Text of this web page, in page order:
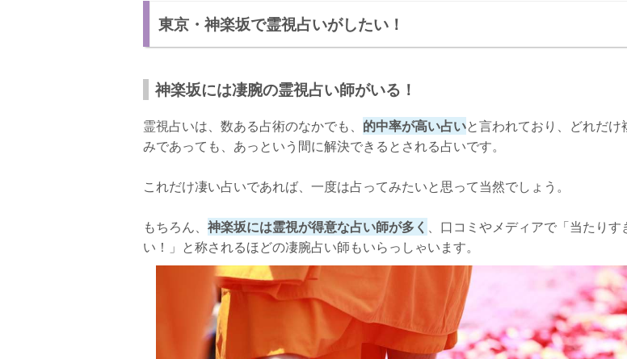
店舗詳細
神楽坂で霊視が当たる占い師【占いサロン・神楽坂大神：プロヴィデンス・ルイ先生】
プロヴィデンス・ルイ先生について
鑑定料金
東京・神楽坂で霊視占いがしたい！
神楽坂には凄腕の霊視占い師がいる！
霊視占いは、数ある占術のなかでも、 的中率が高い占いと言われており、どれだけ
みであっても、あっという間に解決できるとされる占いです。
これだけ凄い占いであれば、一度は占ってみたいと思って当然でしょう。
もちろん、 神楽坂には霊視が得意な占い師が多く 、口コミやメディアで「当たりす
い！」と称されるほどの凄腕占い師もいらっしゃいます。